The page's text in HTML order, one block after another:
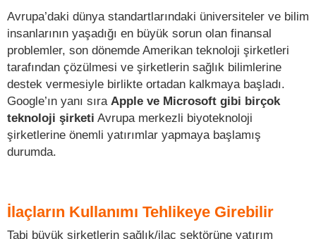
Avrupa’daki dünya standartlarındaki üniversiteler ve bilim
insanlarının yaşadığı en büyük sorun olan finansal
problemler, son dönemde Amerikan teknoloji şirketleri
tarafından çözülmesi ve şirketlerin sağlık bilimlerine
destek vermesiyle birlikte ortadan kalkmaya başladı.
Google’ın yanı sıra Apple ve Microsoft gibi birçok
teknoloji şirketi Avrupa merkezli biyoteknoloji
şirketlerine önemli yatırımlar yapmaya başlamış
durumda.
İlaçların Kullanımı Tehlikeye Girebilir
Tabi büyük şirketlerin sağlık/ilaç sektörüne yatırım